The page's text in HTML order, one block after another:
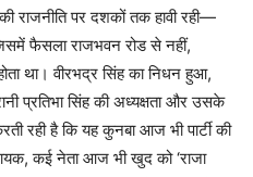
राजनीति पर दशकों तक हावी रही—
फैसला राजभवन रोड से नहीं,
था। वीरभद्र सिंह का निधन हुआ,
प्रतिभा सिंह की अध्यक्षता और उसके
रही है कि यह कुनबा आज भी पार्टी की
कई नेता आज भी खुद को ‘राजा